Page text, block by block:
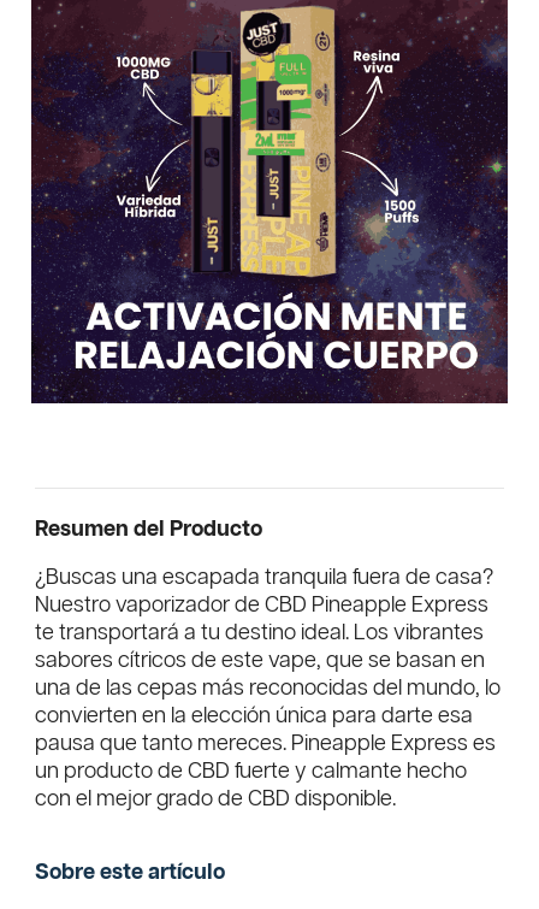
Resumen del Producto
¿Buscas una escapada tranquila fuera de casa?
Nuestro vaporizador de CBD Pineapple Express
te transportará a tu destino ideal. Los vibrantes
sabores cítricos de este vape, que se basan en
una de las cepas más reconocidas del mundo, lo
convierten en la elección única para darte esa
pausa que tanto mereces. Pineapple Express es
un producto de CBD fuerte y calmante hecho
con el mejor grado de CBD disponible.
Sobre este artículo